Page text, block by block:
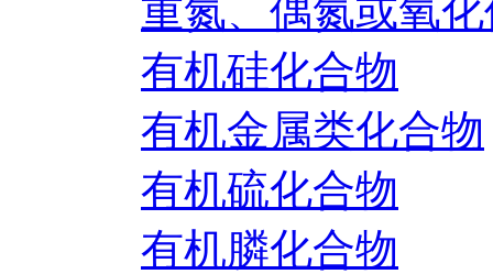
重氮、偶氮或氧
有机硅化合物
有机金属类化合物
有机硫化合物
有机膦化合物